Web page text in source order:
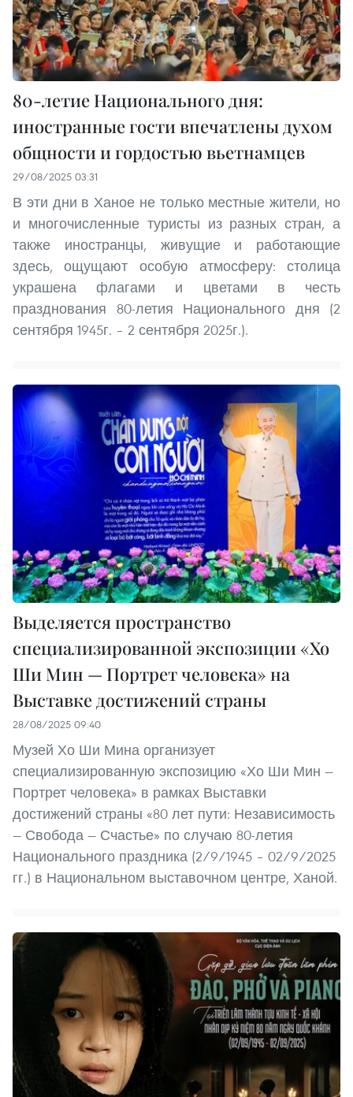
80-летие Национального дня:
иностранные гости впечатлены духом
общности и гордостью вьетнамцев
29/08/2025 03:31
В эти дни в Ханое не только местные жители, но
и многочисленные туристы из разных стран, а
также иностранцы, живущие и работающие
здесь, ощущают особую атмосферу: столица
украшена флагами и цветами в честь
празднования 80-летия Национального дня (2
сентября 1945г. – 2 сентября 2025г.).
Выделяется пространство
специализированной экспозиции «Хо
Ши Мин — Портрет человека» на
Выставке достижений страны
28/08/2025 09:40
Музей Хо Ши Мина организует
специализированную экспозицию «Хо Ши Мин —
Портрет человека» в рамках Выставки
достижений страны «80 лет пути: Независимость
— Свобода — Счастье» по случаю 80-летия
Национального праздника (2/9/1945 – 02/9/2025
гг.) в Национальном выставочном центре, Ханой.